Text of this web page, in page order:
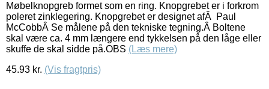
Møbelknopgreb formet som en ring. Knopgrebet er i forkrom
poleret zinklegering. Knopgrebet er designet afÂ Paul
McCobbÂ Se målene på den tekniske tegning.Â Boltene
skal være ca. 4 mm længere end tykkelsen på den låge eller
skuffe de skal sidde på.OBS (Læs mere)
45.93 kr. (Vis fragtpris)